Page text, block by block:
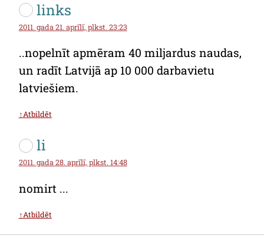
links
2011. gada 21. aprīlī, plkst. 23:23
..nopelnīt apmēram 40 miljardus naudas,
un radīt Latvijā ap 10 000 darbavietu
latviešiem.
↑Atbildēt
li
2011. gada 28. aprīlī, plkst. 14:48
nomirt ...
↑Atbildēt